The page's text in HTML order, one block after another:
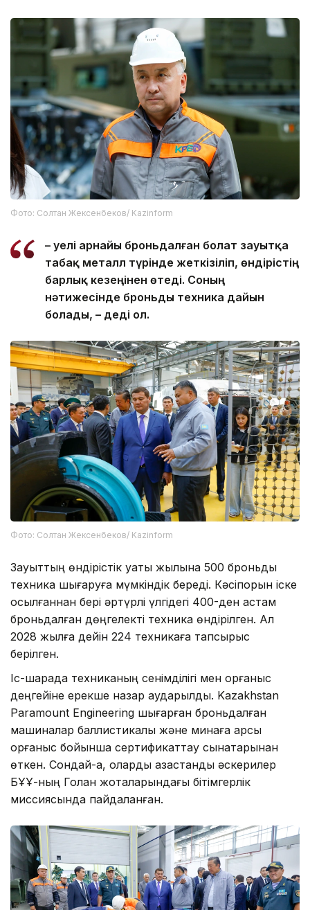
Фото: Солтан Жексенбеков/ Kazinform
– Әуелі арнайы броньдалған болат зауытқа
табақ металл түрінде жеткізіліп, өндірістің
барлық кезеңінен өтеді. Соның
нәтижесінде броньды техника дайын
болады, – деді ол.
Фото: Солтан Жексенбеков/ Kazinform
Зауыттың өндірістік қуаты жылына 500 броньды
техника шығаруға мүмкіндік береді. Кәсіпорын іске
қосылғаннан бері әртүрлі үлгідегі 400-ден астам
броньдалған дөңгелекті техника өндірілген. Ал
2028 жылға дейін 224 техникаға тапсырыс
берілген.
Іс-шарада техниканың сенімділігі мен қорғаныс
деңгейіне ерекше назар аударылды. Kazakhstan
Paramount Engineering шығарған броньдалған
машиналар баллистикалық және минаға қарсы
қорғаныс бойынша сертификаттау сынақтарынан
өткен. Сондай-ақ, оларды қазақстандық әскерилер
БҰҰ-ның Голан жоталарындағы бітімгерлік
миссиясында пайдаланған.